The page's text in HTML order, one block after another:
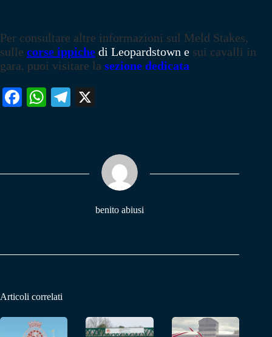
Per consultare altre informazioni sul Meld Stakes,
sulle corse ippiche di Leopardstown e sui cavalli in
gara, puoi visitare la sezione dedicata
Fa W
pp
Te
m
benito abiusi
Articoli correlati